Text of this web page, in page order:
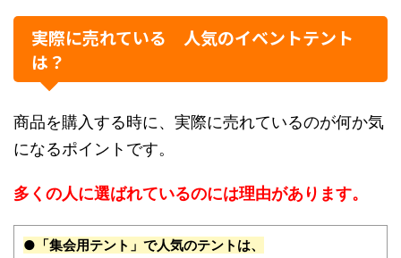
実際に売れている 人気のイベントテント
は？
商品を購入する時に、実際に売れているのが何か気
になるポイントです。
多くの人に選ばれているのには理由があります。
●「集会用テント」で人気のテントは、